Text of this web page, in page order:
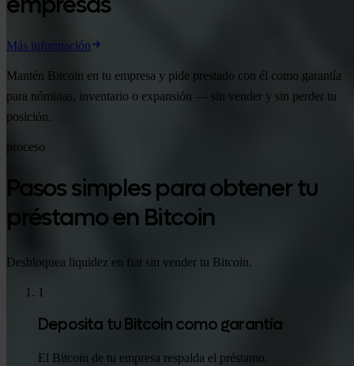
Más información
Mantén Bitcoin en tu empresa y pide prestado con él como garantía
para nóminas, inventario o expansión — sin vender y sin perder tu
posición.
proceso
Pasos simples para obtener tu
préstamo en Bitcoin
Desbloquea liquidez en fiat sin vender tu Bitcoin.
1
Deposita tu Bitcoin como garantía
El Bitcoin de tu empresa respalda el préstamo.